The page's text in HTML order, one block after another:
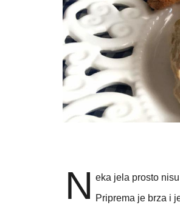
N eka jela prosto
Priprema je brza i